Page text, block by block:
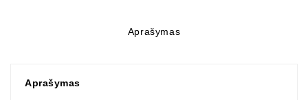
Aprašymas
Aprašymas